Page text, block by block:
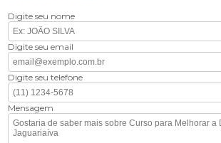
Digite seu nome
Digite seu email
Digite seu telefone
Mensagem